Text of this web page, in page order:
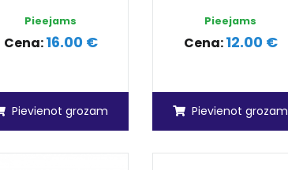
Pieejams
Cena:16.00 €
Pievienot grozam
Pieejams
Cena:12.00 €
Pievienot grozam